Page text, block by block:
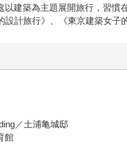
以建築為主題展開旅行，習
設計旅行》、《東京建築女
／土浦亀城邸
館